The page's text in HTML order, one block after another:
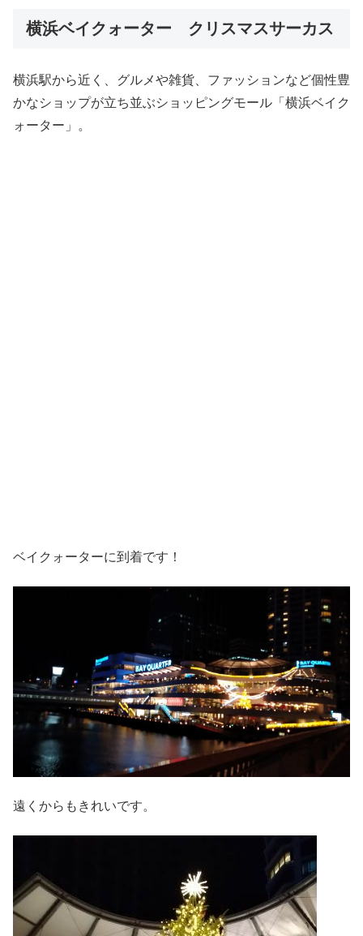
横浜ベイクォーター クリスマスサーカス
横浜駅から近く、グルメや雑貨、ファッションなど個性豊
かなショップが立ち並ぶショッピングモール「横浜ベイク
ォーター」。
ベイクォーターに到着です！
遠くからもきれいです。